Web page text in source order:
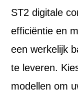
ST2 digitale
efficiëntie en
een werkelijk
te leveren.
modellen om